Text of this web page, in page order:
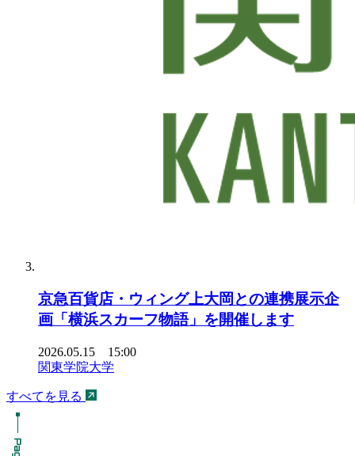
京急百貨店・ウィング上大岡との連携展示企
画「横浜スカーフ物語」を開催します
2026.05.15 15:00
関東学院大学
すべてを見る